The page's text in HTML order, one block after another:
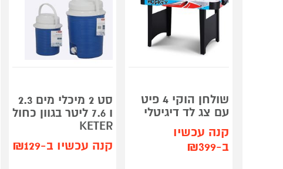
שולחן הוקי 4 פיט
עם צג לד דיגיטלי
קנה עכשיו
ב-₪399
סט 2 מיכלי מים 2.3
ו 7.6 ליטר בגוון כחול
KETER
קנה עכשיו ב-₪129